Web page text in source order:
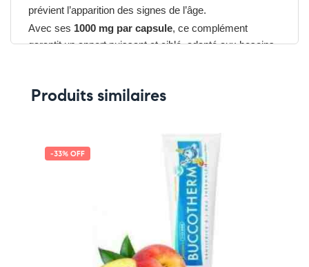
prévient l’apparition des signes de l’âge.
Avec ses 1000 mg par capsule, ce complément
garantit un apport puissant et ciblé, adapté aux besoins
➤ Antioxydant puissant qui protège les cellules du
➤ Favorise la santé de la peau et lutte contre le
➤ Soutient le système immunitaire et cardiovasculaire
➤ Format pratique en capsules faciles à avaler
➤ Convient en cure de soutien énergétique et
Produits similaires
-33% OFF